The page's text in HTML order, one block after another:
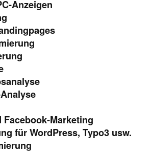
Anzeigen
Marketing
für WordPress, Typo3 usw.